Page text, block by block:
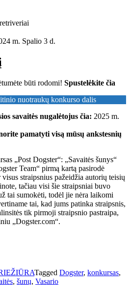
būti rodomi! Spustelėkite čia
nuotraukų konkurso dalis
savaitės nugalėtojus čia: 2025 m.
pamatyti visą mūsų ankstesnių
„Post Dogster“: „Savaitės šunys“
Team“ pirmą kartą pasirodė
straipsnius pažeidžia autorių teisių
tačiau visi šie straipsniai buvo
tai sumokėti, todėl jie nėra laikomi
tai, kad jums patinka straipsnis,
tik pirmoji straipsnio pastraipa,
„Dogster.com“.
Tagged Dogster, konkursas,
, šunų, Vasario